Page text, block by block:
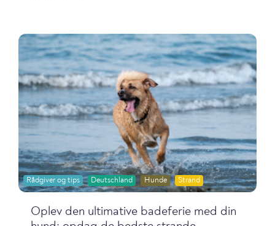
Rådgiver og tips Deutschland Hunde Strand
Oplev den ultimative badeferie med din